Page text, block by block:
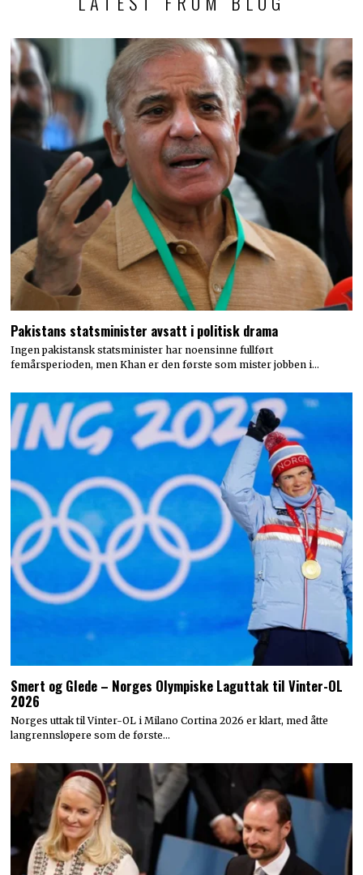
Pakistans statsminister avsatt i politisk drama
Ingen pakistansk statsminister har noensinne fullført
femårsperioden, men Khan er den første som mister jobben i…
Smert og Glede – Norges Olympiske Laguttak til Vinter-OL
2026
Norges uttak til Vinter-OL i Milano Cortina 2026 er klart, med åtte
langrennsløpere som de første…